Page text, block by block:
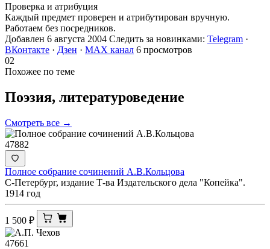
Проверка и атрибуция
Каждый предмет проверен и атрибутирован вручную.
Работаем без посредников.
Добавлен 6 августа 2004 Следить за новинками: Telegram ·
ВКонтакте · Дзен · MAX канал 6 просмотров
02
Похожее по теме
Поэзия, литературоведение
Смотреть все →
47882
Полное собрание сочинений А.В.Кольцова
С-Петербург, издание Т-ва Издательского дела "Копейка".
1914 год
1 500 ₽
47661